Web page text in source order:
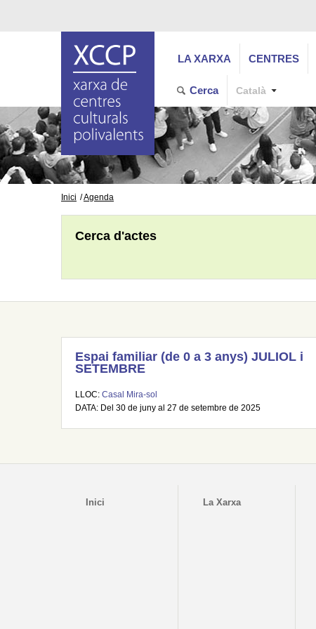
LA XARXA CENTRES
Cerca Català
Inici Agenda
Cerca d'actes
Espai familiar (de 0 a 3 anys) JULIOL i
SETEMBRE
LLOC: Casal Mira-sol
DATA: Del 30 de juny al 27 de setembre de 2025
Inici La Xarxa